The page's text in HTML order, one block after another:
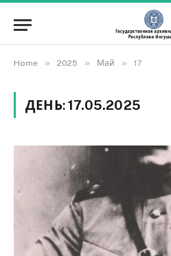
Home » 2025 » Май » 17
ДЕНЬ:17.05.2025